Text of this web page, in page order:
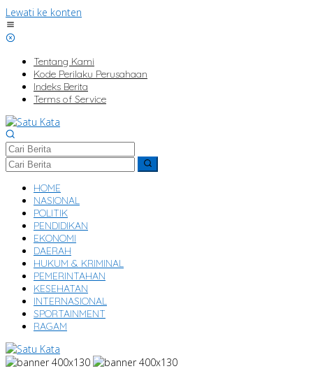
Lewati ke konten
Tentang Kami
Kode Perilaku Perusahaan
Indeks Berita
Terms of Service
HOME
NASIONAL
POLITIK
PENDIDIKAN
EKONOMI
DAERAH
HUKUM & KRIMINAL
PEMERINTAHAN
KESEHATAN
INTERNASIONAL
SPORTAINMENT
RAGAM